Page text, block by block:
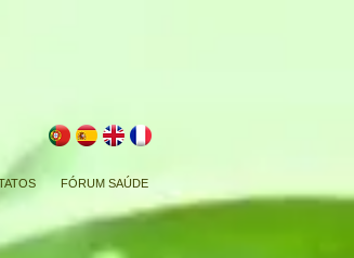
FÓRUM SAÚDE